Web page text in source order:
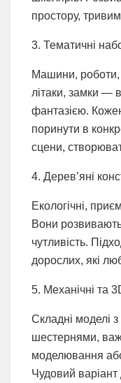
простору,
3. Тематичні
Машини, роботи,
літаки, замки —
фантазією.
поринути в
сцени,
4. Дерев’яні
Екологічні,
Вони
чутливість.
дорослих, які
5. Механічні та
Складні моделі
шестернями,
моделювання
Чудовий варіант